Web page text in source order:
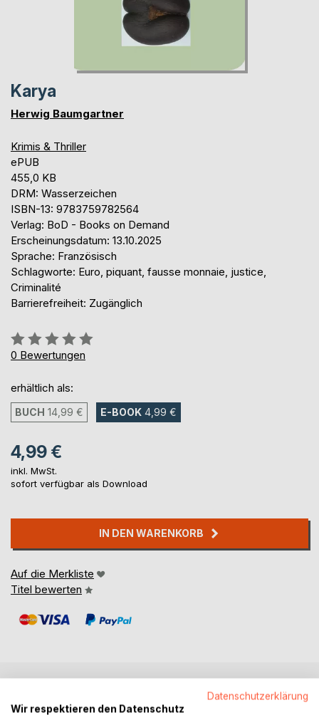
Karya
Herwig Baumgartner
Krimis & Thriller
ePUB
455,0 KB
DRM: Wasserzeichen
ISBN-13: 9783759782564
Verlag: BoD - Books on Demand
Erscheinungsdatum: 13.10.2025
Sprache: Französisch
Schlagworte: Euro, piquant, fausse monnaie, justice,
Criminalité
Barrierefreiheit: Zugänglich
Bewertung::
0%
0 Bewertungen
erhältlich als:
BUCH 14,99 € E-BOOK 4,99 €
4,99 €
inkl. MwSt.
sofort verfügbar als Download
IN DEN WARENKORB
Auf die Merkliste
Titel bewerten
Datenschutzerklärung
Wir respektieren den Datenschutz